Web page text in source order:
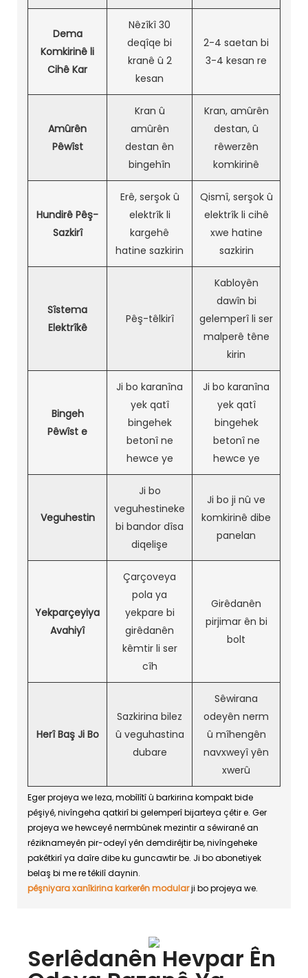
Dema
Komkirinê li
Cihê Kar
Nêzîkî 30
deqîqe bi
kranê û 2
kesan
2-4 saetan bi
3-4 kesan re
Amûrên
Pêwîst
Kran û
amûrên
destan ên
bingehîn
Kran, amûrên
destan, û
rêwerzên
komkirinê
Hundirê Pêş-
Sazkirî
Erê, serşok û
elektrîk li
kargehê
hatine sazkirin
Qismî, serşok û
elektrîk li cihê
xwe hatine
sazkirin
Sîstema
Elektrîkê
Pêş-têlkirî
Kabloyên
dawîn bi
gelemperî li ser
malperê têne
kirin
Bingeh
Pêwîst e
Ji bo karanîna
yek qatî
bingehek
betonî ne
hewce ye
Ji bo karanîna
yek qatî
bingehek
betonî ne
hewce ye
Veguhestin
Ji bo
veguhestineke
bi bandor dîsa
diqelişe
Ji bo ji nû ve
komkirinê dibe
panelan
Yekparçeyiya
Avahiyî
Çarçoveya
pola ya
yekpare bi
girêdanên
kêmtir li ser
cîh
Girêdanên
pirjimar ên bi
bolt
Herî Baş Ji Bo
Sazkirina bilez
û veguhastina
dubare
Sêwirana
odeyên nerm
û mîhengên
navxweyî yên
xwerû
Eger projeya we leza, mobîlîtî û barkirina kompakt bide
pêşiyê, nivîngeha qatkirî bi gelemperî bijarteya çêtir e. Ger
projeya we hewceyê nermbûnek mezintir a sêwiranê an
rêziknameyên pir-odeyî yên demdirêjtir be, nivîngeheke
pakêtkirî ya daîre dibe ku guncawtir be. Ji bo abonetiyek
belaş bi me re têkilî daynin.
pêşniyara xanîkirina karkerên modularji bo projeya we.
Serlêdanên Hevpar Ên